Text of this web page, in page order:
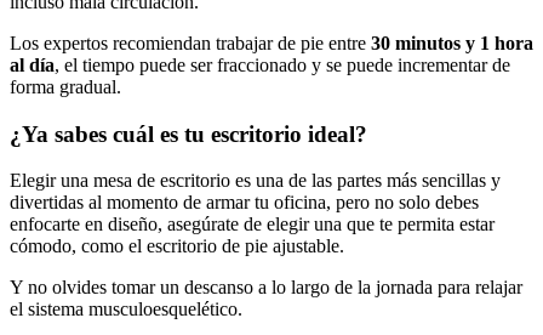
Los expertos recomiendan trabajar de pie entre 30 minutos y 1 hora
al día, el tiempo puede ser fraccionado y se puede incrementar de
forma gradual.
¿Ya sabes cuál es tu escritorio ideal?
Elegir una mesa de escritorio es una de las partes más sencillas y
divertidas al momento de armar tu oficina, pero no solo debes
enfocarte en diseño, asegúrate de elegir una que te permita estar
cómodo, como el escritorio de pie ajustable.
Y no olvides tomar un descanso a lo largo de la jornada para relajar
el sistema musculoesquelético.